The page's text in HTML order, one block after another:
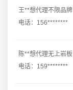
王**想代理不限品牌
电话：156********
陈**想代理无上岩板
电话：159********